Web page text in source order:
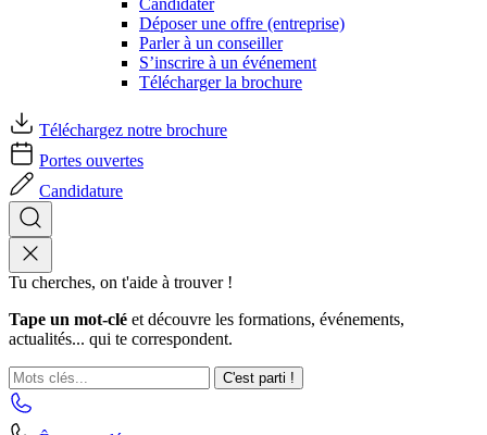
Candidater
Déposer une offre (entreprise)
Parler à un conseiller
S’inscrire à un événement
Télécharger la brochure
Téléchargez notre brochure
Portes ouvertes
Candidature
Tu cherches, on t'aide à trouver !
Tape un mot-clé et découvre les formations, événements,
actualités... qui te correspondent.
C'est parti !